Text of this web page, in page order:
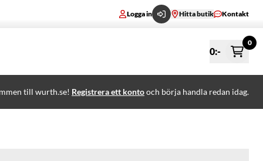
Logga in Hitta butik Kontakt
0:-
0
till wurth.se! Registrera ett kontooch börja handla redan idag.